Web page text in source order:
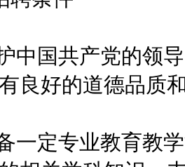
国共产党的领导
良好的道德品质
定专业教育教学